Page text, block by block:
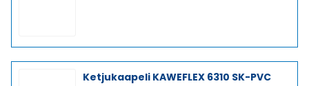
Ketjukaapeli KAWEFLEX 6310 SK-PVC